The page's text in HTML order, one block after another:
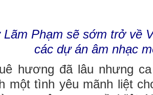
Lãm Phạm sẽ sớm trở về
các dự án âm nhạc
hương đã lâu nhưng
một tình yêu mãnh liệt